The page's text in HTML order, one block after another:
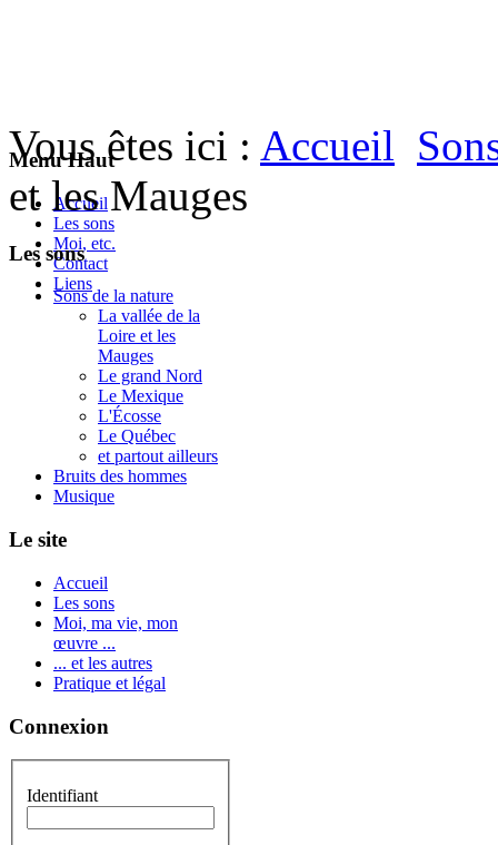
Menu Haut
Accueil
Les sons
Moi, etc.
Contact
Liens
Vous êtes ici : Accueil
et les Mauges
Les sons
Sons de la nature
La vallée de la
Loire et les
Mauges
Le grand Nord
Le Mexique
L'Écosse
Le Québec
et partout ailleurs
Bruits des hommes
Musique
Le site
Accueil
Les sons
Moi, ma vie, mon
œuvre ...
... et les autres
Pratique et légal
Connexion
Identifiant